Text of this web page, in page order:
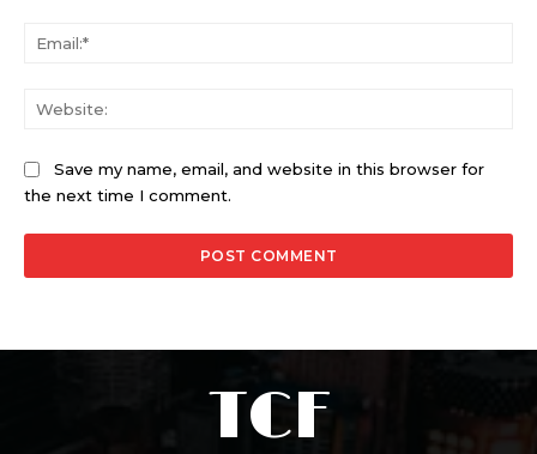
Save my name, email, and website in this browser for
the next time I comment.
TCF